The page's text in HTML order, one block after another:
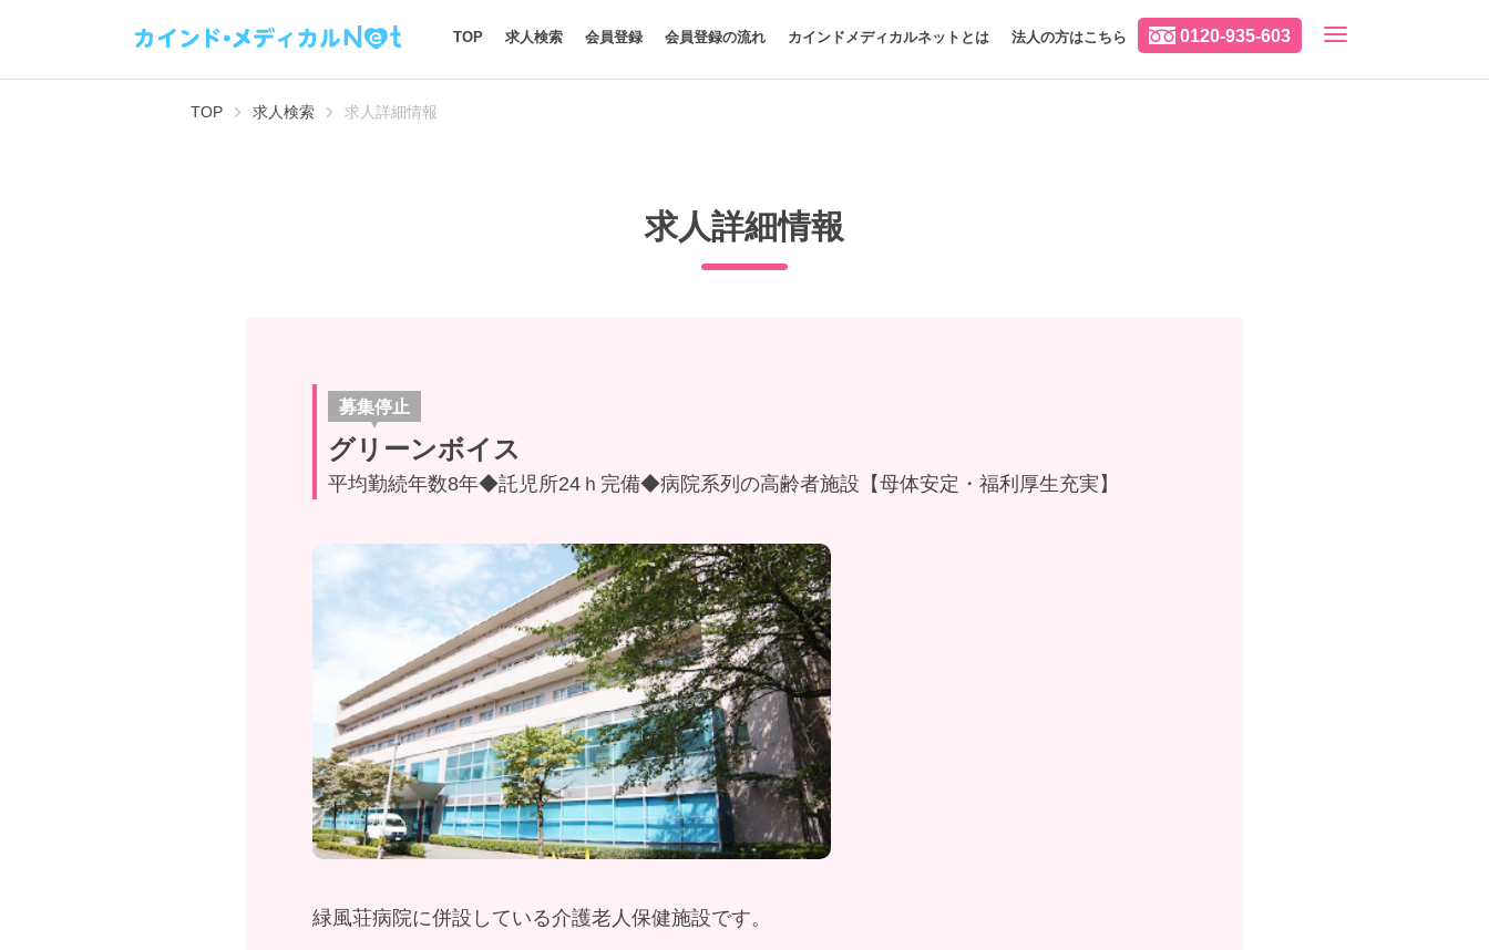
0120-935-603
TOP 求人検索 会員登録 会員登録の流れ カインドメディカルネットとは 法人の方はこちら
TOP 求人検索 求人詳細情報
求人詳細情報
募集停止
グリーンボイス
平均勤続年数8年◆託児所24ｈ完備◆病院系列の高齢者施設【母体安定・福利厚生充実】
緑風荘病院に併設している介護老人保健施設です。